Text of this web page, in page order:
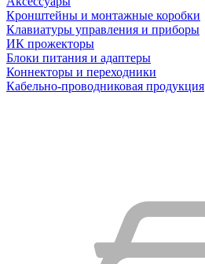
Кронштейны и монтажные коробки
Клавиатуры управления и приборы
ИК прожекторы
Блоки питания и адаптеры
Коннекторы и переходники
Кабельно-проводниковая продукция